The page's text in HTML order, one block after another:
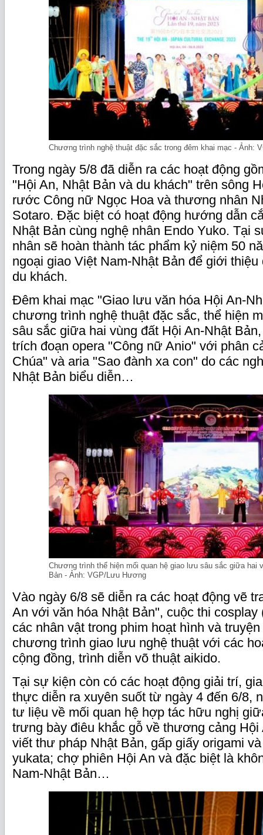
Chương trình nghệ thuật đặc sắc trong đêm khai mạc - Ảnh:
Trong ngày 5/8 đã diễn ra các hoạt động
"Hội An, Nhật Bản và du khách" trên sông
rước Công nữ Ngọc Hoa và thương nhân
Sotaro. Đặc biệt có hoạt động hướng dẫn
Nhật Bản cùng nghệ nhân Endo Yuko. Tại
nhân sẽ hoàn thành tác phẩm kỷ niệm 50
ngoại giao Việt Nam-Nhật Bản để giới thiệu
du khách.
Đêm khai mạc "Giao lưu văn hóa Hội An-
chương trình nghệ thuật đặc sắc, thể hiện
sâu sắc giữa hai vùng đất Hội An-Nhật
trích đoạn opera "Công nữ Anio" với phân
Chúa" và aria "Sao đành xa con" do các
Nhật Bản biểu diễn…
Chương trình thể hiện mối quan hệ giao lưu sâu sắc giữa hai
Bản - Ảnh: VGP/Lưu Hương
Vào ngày 6/8 sẽ diễn ra các hoạt động vẽ
An với văn hóa Nhật Bản", cuộc thi cosplay
các nhân vật trong phim hoạt hình và
chương trình giao lưu nghệ thuật với các
cộng đồng, trình diễn võ thuật aikido.
Tại sự kiện còn có các hoạt động giải trí,
thực diễn ra xuyên suốt từ ngày 4 đến 6/8,
tư liệu về mối quan hệ hợp tác hữu nghị
trưng bày điêu khắc gỗ về thương cảng
viết thư pháp Nhật Bản, gấp giấy origami
yukata; chợ phiên Hội An và đặc biệt là
Nam-Nhật Bản…